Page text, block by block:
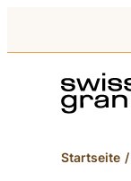
Startseite